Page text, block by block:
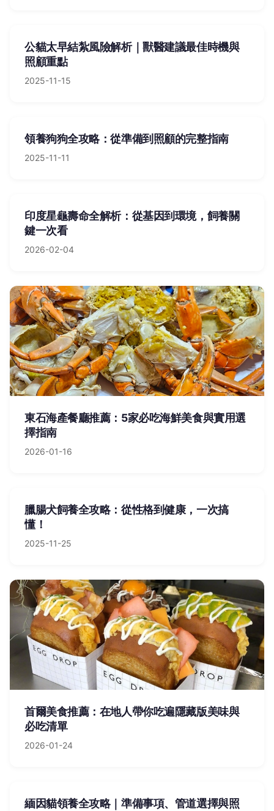
公貓太早結紮風險解析｜獸醫建議最佳時機與
照顧重點
2025-11-15
領養狗狗全攻略：從準備到照顧的完整指南
2025-11-11
印度星龜壽命全解析：從基因到環境，飼養關
鍵一次看
2026-02-04
東石海產餐廳推薦：5家必吃海鮮美食與實用選
擇指南
2026-01-16
臘腸犬飼養全攻略：從性格到健康，一次搞
懂！
2025-11-25
首爾美食推薦：在地人帶你吃遍隱藏版美味與
必吃清單
2026-01-24
緬因貓領養全攻略｜準備事項、管道選擇與照